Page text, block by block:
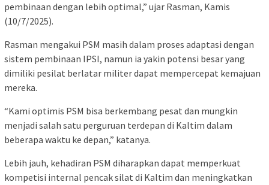
pembinaan dengan lebih optimal,” ujar Rasman, Kamis
(10/7/2025).
Rasman mengakui PSM masih dalam proses adaptasi dengan
sistem pembinaan IPSI, namun ia yakin potensi besar yang
dimiliki pesilat berlatar militer dapat mempercepat kemajuan
mereka.
“Kami optimis PSM bisa berkembang pesat dan mungkin
menjadi salah satu perguruan terdepan di Kaltim dalam
beberapa waktu ke depan,” katanya.
Lebih jauh, kehadiran PSM diharapkan dapat memperkuat
kompetisi internal pencak silat di Kaltim dan meningkatkan